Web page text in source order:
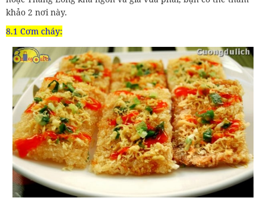
khảo 2 nơi này.
8.1 Cơm cháy: